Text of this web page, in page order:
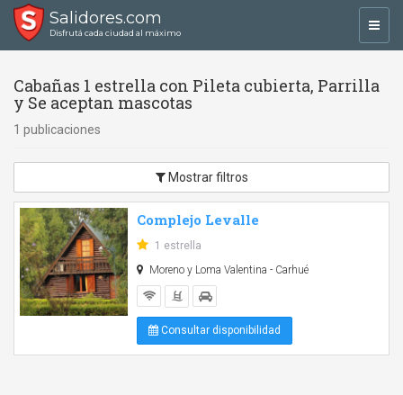
Salidores.com
Disfrutá cada ciudad al máximo
Cabañas 1 estrella con Pileta cubierta, Parrilla
y Se aceptan mascotas
1 publicaciones
Mostrar filtros
Complejo Levalle
1 estrella
Moreno y Loma Valentina - Carhué
Consultar disponibilidad